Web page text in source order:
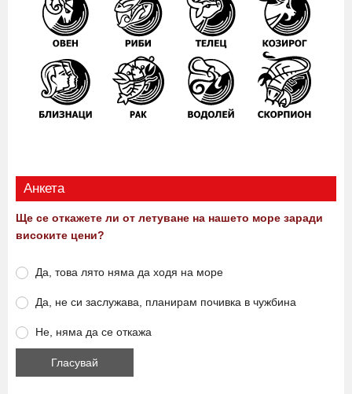
Анкета
Ще се откажете ли от летуване на нашето море заради
високите цени?
Да, това лято няма да ходя на море
Да, не си заслужава, планирам почивка в чужбина
Не, няма да се откажа